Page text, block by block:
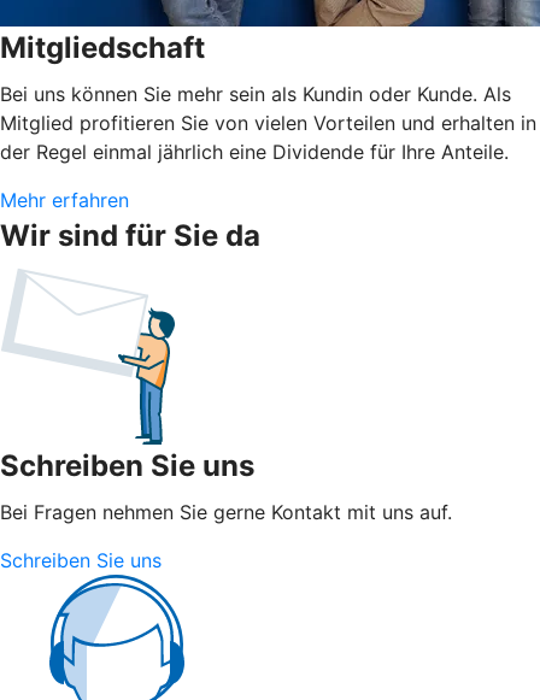
Mitgliedschaft
Bei uns können Sie mehr sein als Kundin oder Kunde. Als
Mitglied profitieren Sie von vielen Vorteilen und erhalten in
der Regel einmal jährlich eine Dividende für Ihre Anteile.
Mehr erfahren
Wir sind für Sie da
Schreiben Sie uns
Bei Fragen nehmen Sie gerne Kontakt mit uns auf.
Schreiben Sie uns